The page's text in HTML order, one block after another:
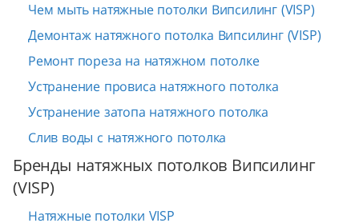
Чем мыть натяжные потолки Випсилинг (VISP)
Демонтаж натяжного потолка Випсилинг (VISP)
Ремонт пореза на натяжном потолке
Устранение провиса натяжного потолка
Устранение затопа натяжного потолка
Слив воды с натяжного потолка
Бренды натяжных потолков Випсилинг
(VISP)
Натяжные потолки VISP